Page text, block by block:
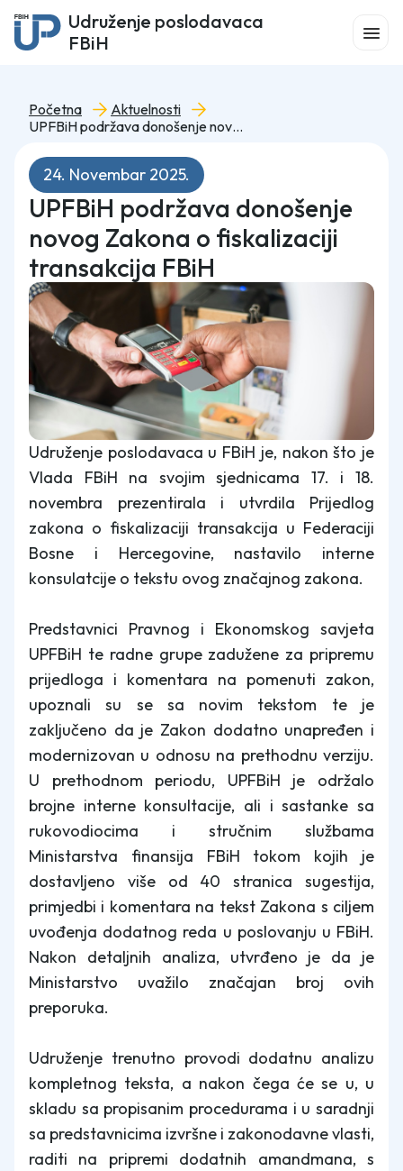
Udruženje poslodavaca
FBiH
Početna
Aktuelnosti
UPFBiH podržava donošenje novog Zakona o fiskalizaciji transakcija FBiH
24. Novembar 2025.
UPFBiH podržava donošenje
novog Zakona o fiskalizaciji
transakcija FBiH
Udruženje poslodavaca u FBiH je, nakon što je
Vlada FBiH na svojim sjednicama 17. i 18.
novembra prezentirala i utvrdila Prijedlog
zakona o fiskalizaciji transakcija u Federaciji
Bosne i Hercegovine, nastavilo interne
konsulatcije o tekstu ovog značajnog zakona.
Predstavnici Pravnog i Ekonomskog savjeta
UPFBiH te radne grupe zadužene za pripremu
prijedloga i komentara na pomenuti zakon,
upoznali su se sa novim tekstom te je
zaključeno da je Zakon dodatno unapređen i
modernizovan u odnosu na prethodnu verziju.
U prethodnom periodu, UPFBiH je održalo
brojne interne konsultacije, ali i sastanke sa
rukovodiocima i stručnim službama
Ministarstva finansija FBiH tokom kojih je
dostavljeno više od 40 stranica sugestija,
primjedbi i komentara na tekst Zakona s ciljem
uvođenja dodatnog reda u poslovanju u FBiH.
Nakon detaljnih analiza, utvrđeno je da je
Ministarstvo uvažilo značajan broj ovih
preporuka.
Udruženje trenutno provodi dodatnu analizu
kompletnog teksta, a nakon čega će se u, u
skladu sa propisanim procedurama i u saradnji
sa predstavnicima izvršne i zakonodavne vlasti,
raditi na pripremi dodatnih amandmana, s